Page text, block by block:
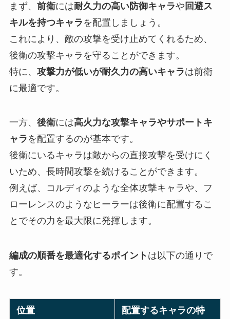
まず、 前衛には耐久力の高い防御キャラや 回避ス
キルを持つキャラ を配置しましょう。
これにより、敵の攻撃を受け止めてくれるため、
後衛の攻撃キャラを守ることができます。
特に、 攻撃力が低いが耐久力の高いキャラは前衛
に最適です。
一方、 後衛には高火力な攻撃キャラやサポートキ
ャラ を配置するのが基本です。
後衛にいるキャラは敵からの直接攻撃を受けにく
いため、長時間攻撃を続けることができます。
例えば、コルディのような全体攻撃キャラや、フ
ローレンスのようなヒーラーは後衛に配置するこ
とでその力を最大限に発揮します。
編成の順番を最適化するポイント は以下の通りで
す。
位置
配置するキャラの特